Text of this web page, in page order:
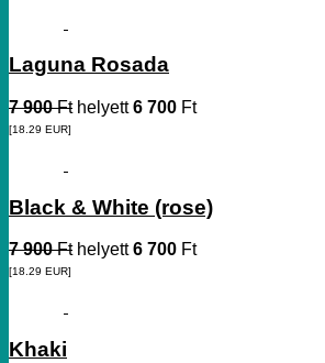
Laguna Rosada
7 900 Fthelyett6 700 Ft
[18.29 EUR]
Black & White (rose)
7 900 Fthelyett6 700 Ft
[18.29 EUR]
Khaki